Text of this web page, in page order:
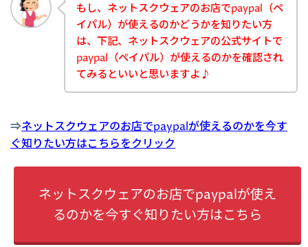
もし、ネットスクウェアのお店でpaypal（ペ
イパル）が使えるのかどうかを知りたい方
は、下記、ネットスクウェアの公式サイトで
paypal（ペイパル）が使えるのかを確認され
てみるといいと思いますよ♪
⇒ネットスクウェアのお店でpaypalが使えるのかを今す
ぐ知りたい方はこちらをクリック
ネットスクウェアのお店でpaypalが使え
るのかを今すぐ知りたい方はこちら